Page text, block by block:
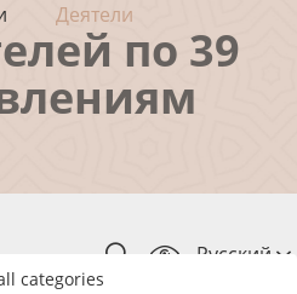
Деятели
Русский
по 39
categories